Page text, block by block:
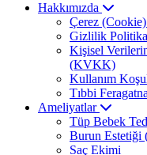
Hakkımızda
Çerez
Gizlilik
Kişisel
(KVKK)
Kullanım
Tıbbi
Ameliyatlar
Tüp Bebek
Burun Estetiği
Saç Ekimi